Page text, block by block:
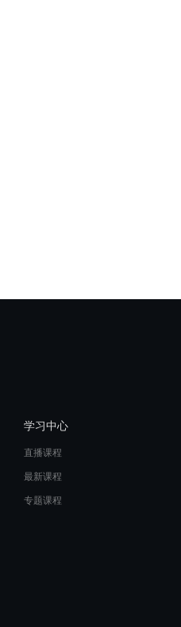
学习中心
直播课程
最新课程
专题课程